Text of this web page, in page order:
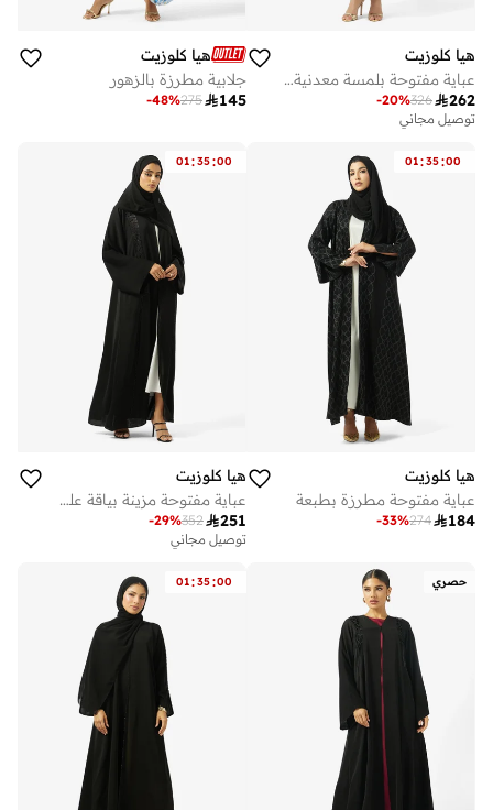
هيا كلوزيت
عباية مفتوحة بلمسة معدنية عصرية أنيقة
262
326
-20%
توصيل مجاني
هيا كلوزيت
جلابية مطرزة بالزهور
145
275
-48%
01:35:00
هيا كلوزيت
عباية مفتوحة مطرزة بطبعة
184
274
-33%
01:35:00
هيا كلوزيت
عباية مفتوحة مزينة بياقة على شكل حرف
251
352
-29%
توصيل مجاني
حصري 01:35:00